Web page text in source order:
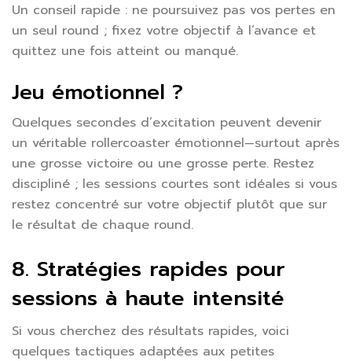
Un conseil rapide : ne poursuivez pas vos pertes en
un seul round ; fixez votre objectif à l’avance et
quittez une fois atteint ou manqué.
Jeu émotionnel ?
Quelques secondes d’excitation peuvent devenir
un véritable rollercoaster émotionnel—surtout après
une grosse victoire ou une grosse perte. Restez
discipliné ; les sessions courtes sont idéales si vous
restez concentré sur votre objectif plutôt que sur
le résultat de chaque round.
8. Stratégies rapides pour
sessions à haute intensité
Si vous cherchez des résultats rapides, voici
quelques tactiques adaptées aux petites